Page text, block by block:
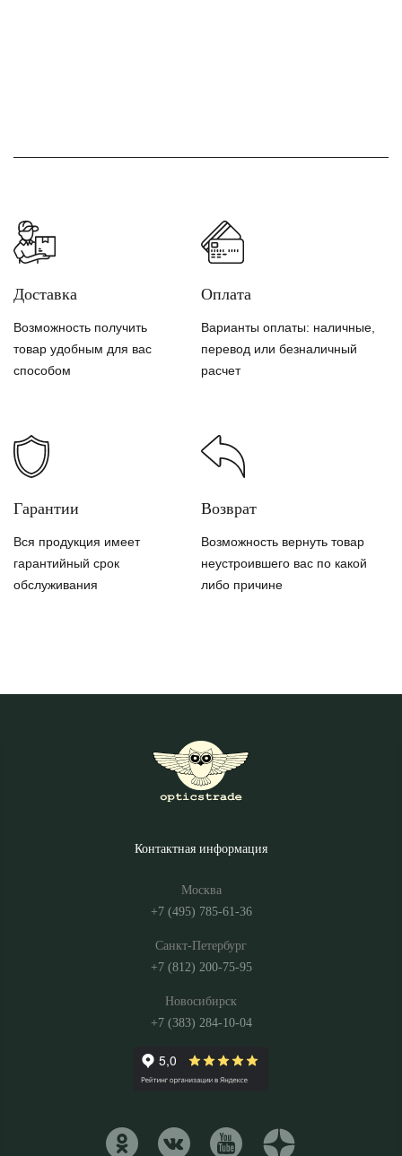
Доставка
Возможность получить
товар удобным для вас
способом
Оплата
Варианты оплаты: наличные,
перевод или безналичный
расчет
Гарантии
Вся продукция имеет
гарантийный срок
обслуживания
Возврат
Возможность вернуть товар
неустроившего вас по какой
либо причине
Контактная информация
Москва
+7 (495) 785-61-36
Санкт-Петербург
+7 (812) 200-75-95
Новосибирск
+7 (383) 284-10-04